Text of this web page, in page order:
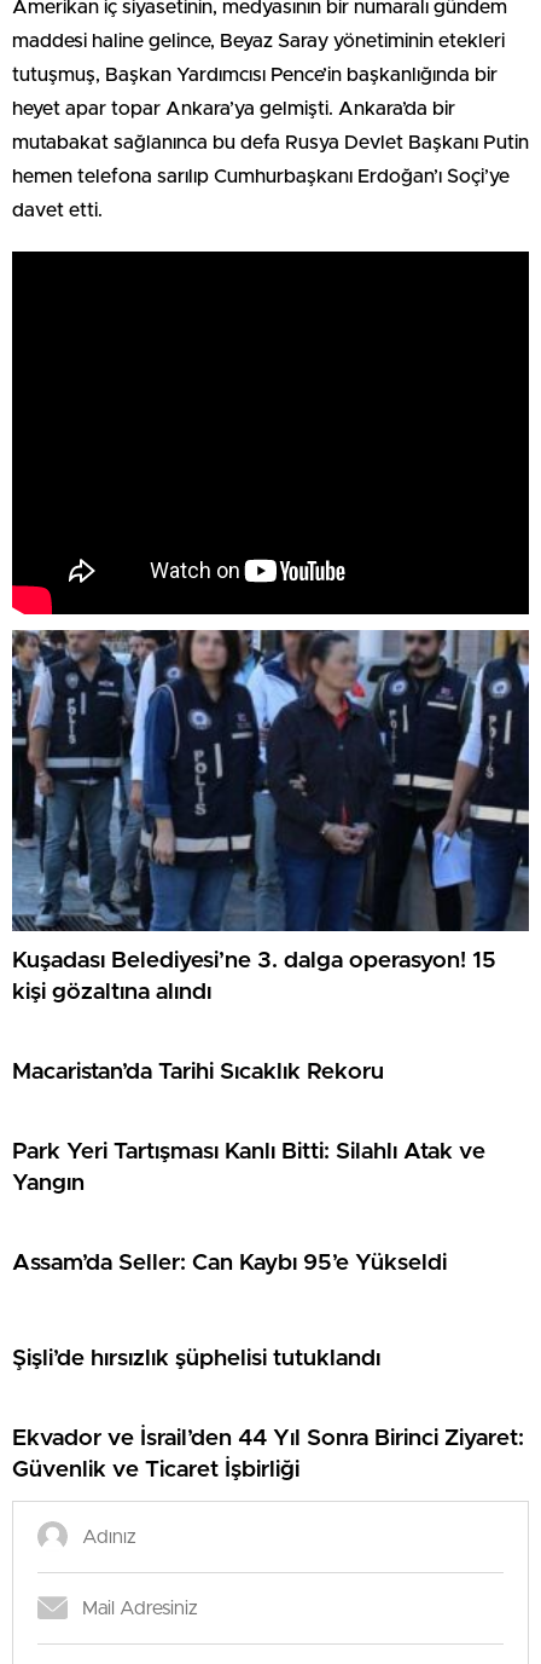
Amerikan iç siyasetinin, medyasının bir numaralı gündem
maddesi haline gelince, Beyaz Saray yönetiminin etekleri
tutuşmuş, Başkan Yardımcısı Pence’in başkanlığında bir
heyet apar topar Ankara’ya gelmişti. Ankara’da bir
mutabakat sağlanınca bu defa Rusya Devlet Başkanı Putin
hemen telefona sarılıp Cumhurbaşkanı Erdoğan’ı Soçi’ye
davet etti.
Kuşadası Belediyesi’ne 3. dalga operasyon! 15
kişi gözaltına alındı
Macaristan’da Tarihi Sıcaklık Rekoru
Park Yeri Tartışması Kanlı Bitti: Silahlı Atak ve
Yangın
Assam’da Seller: Can Kaybı 95’e Yükseldi
Şişli’de hırsızlık şüphelisi tutuklandı
Ekvador ve İsrail’den 44 Yıl Sonra Birinci Ziyaret:
Güvenlik ve Ticaret İşbirliği